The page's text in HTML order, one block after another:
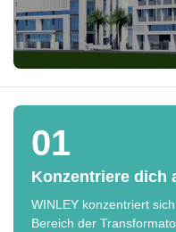
01
Konzentriere dich
WINLEY konzentriert
Bereich der